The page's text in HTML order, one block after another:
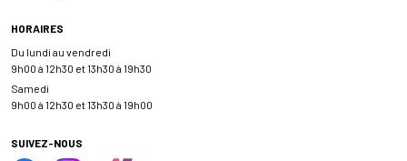
HORAIRES
Du lundi au vendredi
9h00 à 12h30 et 13h30 à 19h30
Samedi
9h00 à 12h30 et 13h30 à 19h00
SUIVEZ-NOUS